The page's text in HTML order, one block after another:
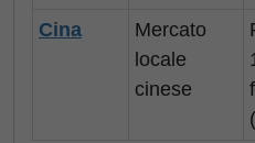
Cina
Mercato
locale
cinese